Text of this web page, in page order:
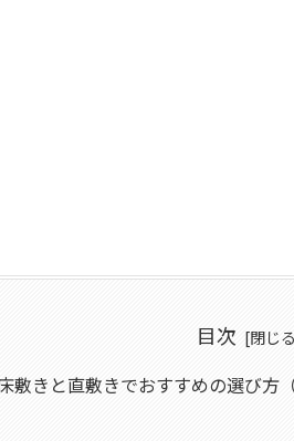
目次
敷きと直敷きでおすすめの選び方